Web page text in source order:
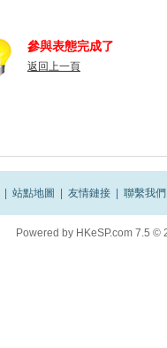
參與表態完成了
返回上一頁
站點地圖 友情鏈接 聯繫我們
Powered by HKeSP.com 7.5 ©